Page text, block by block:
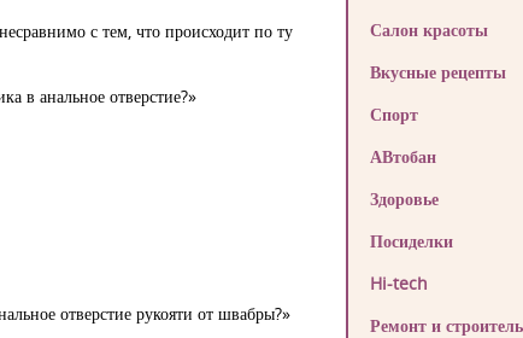
с тем, что происходит по ту
в анальное отверстие?»
отверстие рукояти от швабры?»
Салон красоты
Вкусные рецепты
Спорт
АВтобан
Здоровье
Посиделки
Hi-tech
Ремонт и